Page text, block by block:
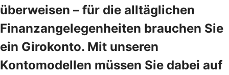
überweisen – für die alltäglichen
Finanzangelegenheiten brauchen Sie
ein Girokonto. Mit unseren
Kontomodellen müssen Sie dabei auf